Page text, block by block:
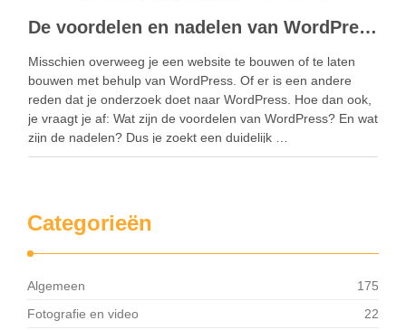
De voordelen en nadelen van WordPress
Misschien overweeg je een website te bouwen of te laten
bouwen met behulp van WordPress. Of er is een andere
reden dat je onderzoek doet naar WordPress. Hoe dan ook,
je vraagt je af: Wat zijn de voordelen van WordPress? En wat
zijn de nadelen? Dus je zoekt een duidelijk …
Categorieën
Algemeen
175
Fotografie en video
22